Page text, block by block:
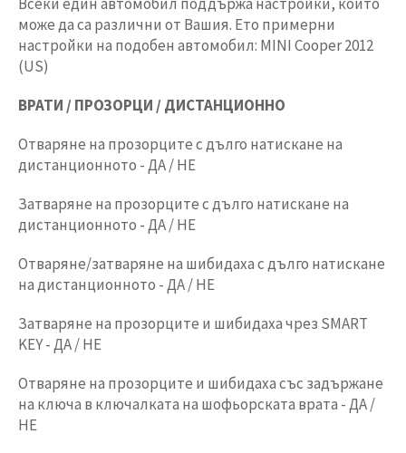
може да са различни от Вашия. Ето примерни
настройки на подобен автомобил: MINI Cooper 2012
(US)
ВРАТИ / ПРОЗОРЦИ / ДИСТАНЦИОННО
Отваряне на прозорците с дълго натискане на
дистанционното - ДА / НЕ
Затваряне на прозорците с дълго натискане на
дистанционното - ДА / НЕ
Отваряне/затваряне на шибидаха с дълго натискане
на дистанционното - ДА / НЕ
Затваряне на прозорците и шибидаха чрез SMART
KEY - ДА / НЕ
Отваряне на прозорците и шибидаха със задържане
на ключа в ключалката на шофьорската врата - ДА /
НЕ